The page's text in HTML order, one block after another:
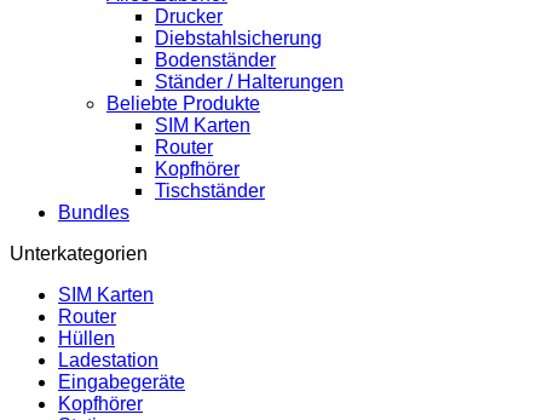
Drucker
Diebstahlsicherung
Bodenständer
Ständer / Halterungen
Beliebte Produkte
SIM Karten
Router
Kopfhörer
Tischständer
Bundles
Unterkategorien
SIM Karten
Router
Hüllen
Ladestation
Eingabegeräte
Kopfhörer